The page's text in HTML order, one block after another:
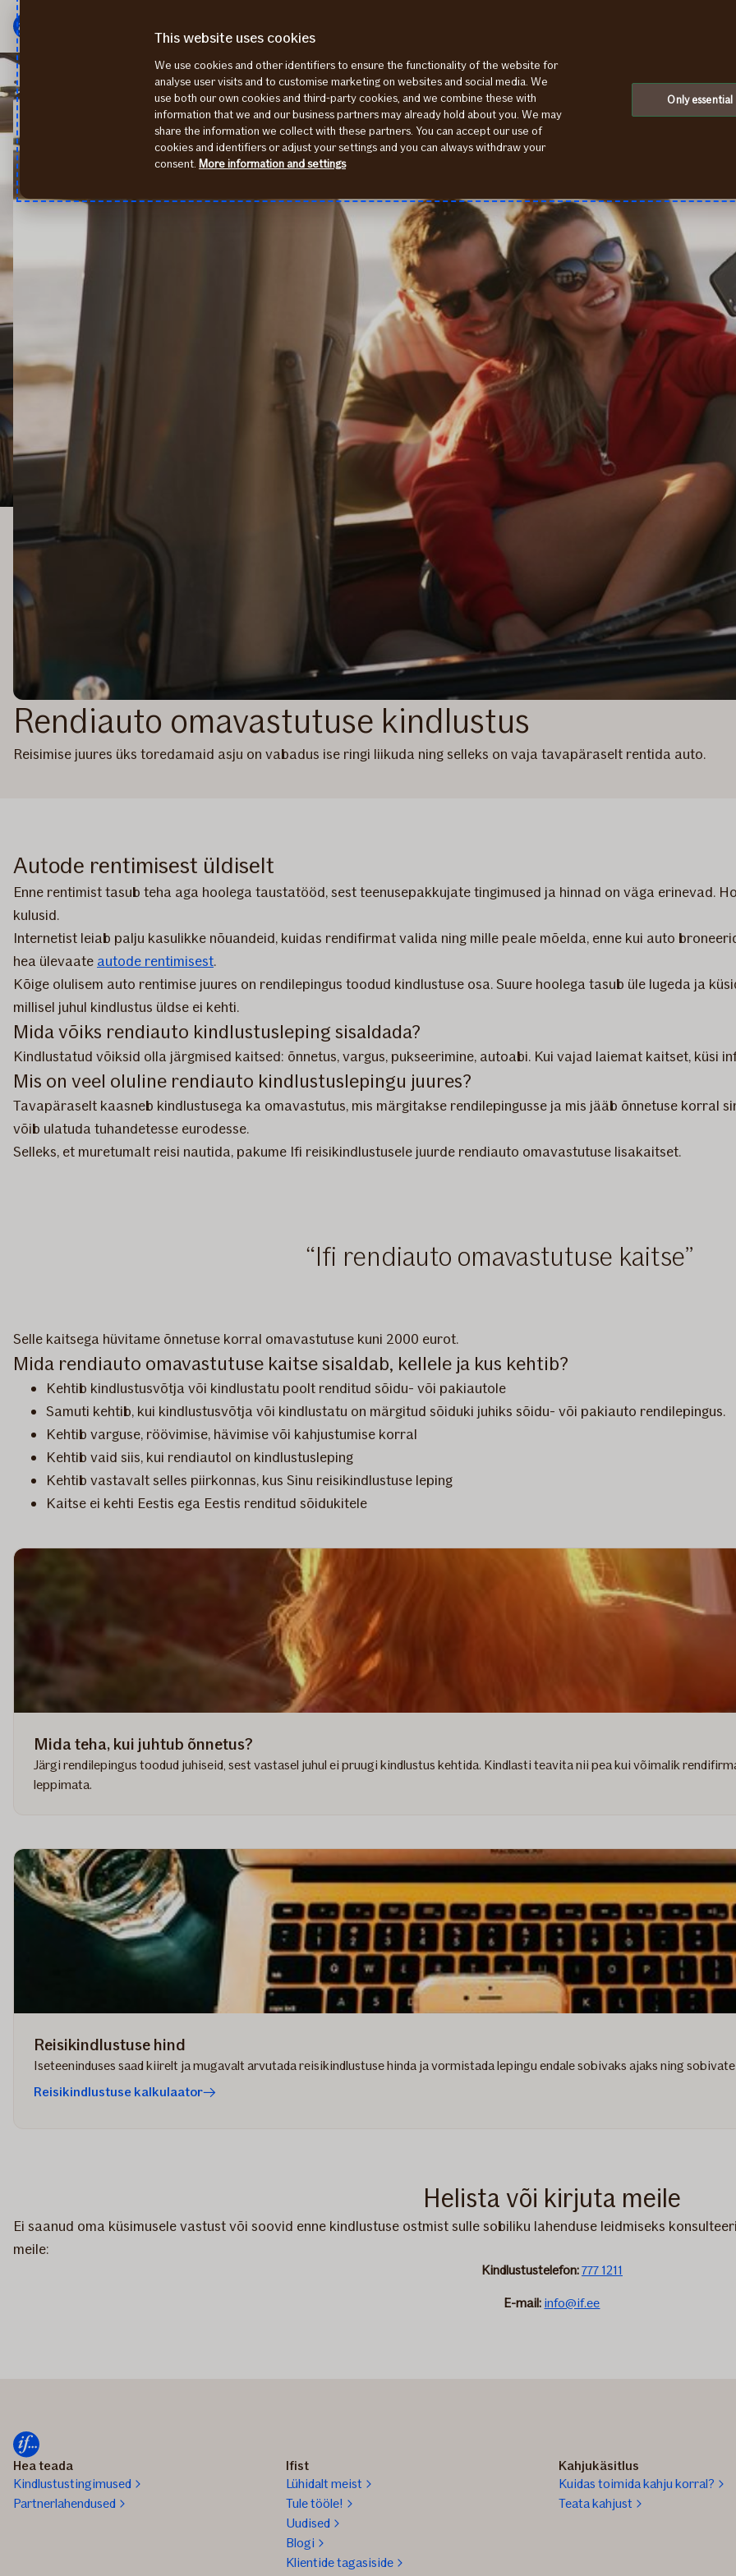
Peamenüü
Edasi
Rendiauto omavastutus
Rendiauto omavastutuse kindlustus
Reisimise juures üks toredamaid asju on vabadus ise ringi liikuda ning selleks on vaja tavapäraselt rentida auto.
Autode rentimisest üldiselt
Enne rentimist tasub teha aga hoolega taustatööd, sest teenusepakkujate tingimused ja hinnad on väga erinevad.
kulusid.
Internetist leiab palju kasulikke nõuandeid, kuidas rendifirmat valida ning mille peale mõelda, enne kui auto
hea ülevaate autode rentimisest.
Kõige olulisem auto rentimise juures on rendilepingus toodud kindlustuse osa. Suure hoolega tasub üle lugeda ja
millisel juhul kindlustus üldse ei kehti.
Mida võiks rendiauto kindlustusleping sisaldada?
Kindlustatud võiksid olla järgmised kaitsed: õnnetus, vargus, pukseerimine, autoabi. Kui vajad laiemat kaitset, küsi
Mis on veel oluline rendiauto kindlustuslepingu juures?
Tavapäraselt kaasneb kindlustusega ka omavastutus, mis märgitakse rendilepingusse ja mis jääb õnnetuse korral
võib ulatuda tuhandetesse eurodesse.
Selleks, et muretumalt reisi nautida, pakume Ifi reisikindlustusele juurde rendiauto omavastutuse lisakaitset.
Ifi rendiauto omavastutuse kaitse
Selle kaitsega hüvitame õnnetuse korral omavastutuse kuni 2000 eurot.
Mida rendiauto omavastutuse kaitse sisaldab, kellele ja kus kehtib?
Kehtib kindlustusvõtja või kindlustatu poolt renditud sõidu- või pakiautole
Samuti kehtib, kui kindlustusvõtja või kindlustatu on märgitud sõiduki juhiks sõidu- või pakiauto rendilepingus.
Kehtib varguse, röövimise, hävimise või kahjustumise korral
Kehtib vaid siis, kui rendiautol on kindlustusleping
Kehtib vastavalt selles piirkonnas, kus Sinu reisikindlustuse leping
Kaitse ei kehti Eestis ega Eestis renditud sõidukitele
Mida teha, kui juhtub õnnetus?
Järgi rendilepingus toodud juhiseid, sest vastasel juhul ei pruugi kindlustus kehtida. Kindlasti teavita nii pea kui võimalik
leppimata.
Reisikindlustuse hind
Iseteeninduses saad kiirelt ja mugavalt arvutada reisikindlustuse hinda ja vormistada lepingu endale sobivaks ajaks ning
Reisikindlustuse kalkulaator
Helista või kirjuta meile
Ei saanud oma küsimusele vastust või soovid enne kindlustuse ostmist sulle sobiliku lahenduse leidmiseks
meile:
Kindlustustelefon:777 1211
E-mail: info@if.ee
Hea teada
Kindlustustingimused
Partnerlahendused
Ifist
Lühidalt meist
Tule tööle!
Uudised
Blogi
Klientide tagasiside
Kahjukäsitlus
Kuidas toimida kahju korral?
Teata kahjust
This website uses cookies
We use cookies and other identifiers to ensure the functionality of the website for
analyse user visits and to customise marketing on websites and social media. We
use both our own cookies and third-party cookies, and we combine these with
information that we and our business partners may already hold about you. We may
share the information we collect with these partners. You can accept our use of
cookies and identifiers or adjust your settings and you can always withdraw your
consent. More information and settings
Only essential